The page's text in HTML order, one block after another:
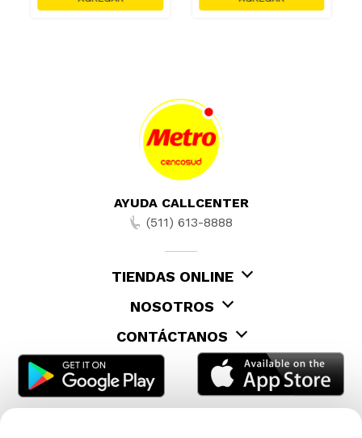
AYUDA CALLCENTER
(511) 613-8888
TIENDAS ONLINE
NOSOTROS
CONTÁCTANOS